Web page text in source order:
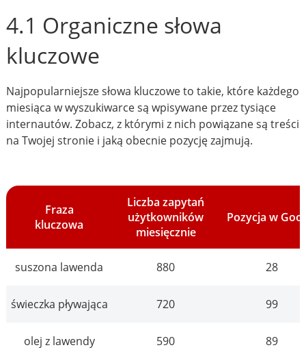
4.1 Organiczne słowa
kluczowe
Najpopularniejsze słowa kluczowe to takie, które każdego
miesiąca w wyszukiwarce są wpisywane przez tysiące
internautów. Zobacz, z którymi z nich powiązane są treści
na Twojej stronie i jaką obecnie pozycję zajmują.
Fraza
kluczowa
Liczba zapytań
użytkowników
miesięcznie
Pozycja w
suszona lawenda 880 28
świeczka pływająca 720 99
olej z lawendy 590 89